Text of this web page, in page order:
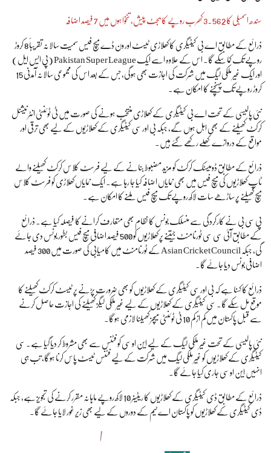
سندھ اسمبلی کا 3.562 کھرب روپے کا بجٹ پیش، تنخواہوں میں 7 فیصد اضافہ
ذرائع کے مطابق اے بی کیٹیگری کا کھلاڑی ٹیسٹ اور ون ڈے میچ فیس سمیت سالانہ تقریباً 8 کروڑ
روپے تک کما سکے گا۔ اس کے علاوہ اسے ایک Pakistan Super League (پی ایس ایل)
اور ایک غیر ملکی لیگ میں شرکت کی اجازت بھی ہوگی، جس کے بعد اس کی مجموعی سالانہ آمدنی 15
کروڑ روپے تک پہنچنے کا امکان ہے۔
نئی پالیسی کے تحت اے بی کیٹیگری کے کھلاڑی منتخب ہونے کی صورت میں ٹی ٹوئنٹی انٹرنیشنل
کرکٹ کھیلنے کے بھی اہل ہوں گے، جبکہ بی اور سی کیٹیگری کے کھلاڑیوں کے لیے بھی ترقی اور
مواقع کے دروازے کھلے رکھے گئے ہیں۔
ذرائع کے مطابق ڈومیسٹک کرکٹ کو مزید مضبوط بنانے کے لیے فرسٹ کلاس کرکٹ کھیلنے والے
ٹاپ کھلاڑیوں کی میچ فیس میں بھی نمایاں اضافہ کیا جا رہا ہے۔ ایک نمایاں کھلاڑی کو فرسٹ کلاس
میچ کھیلنے پر ساڑھے سات لاکھ روپے تک میچ فیس ملنے کا امکان ہے۔
پی سی بی نے کارکردگی سے منسلک بونس کا نظام بھی متعارف کرانے کا فیصلہ کیا ہے۔ ذرائع
کے مطابق آئی سی سی ٹورنامنٹ جیتنے پر کھلاڑیوں کو 500 فیصد اضافی میچ فیس بطور بونس دی جائے
گی، جبکہ Asian Cricket Council کے ٹورنامنٹ میں کامیابی کی صورت میں 300 فیصد
اضافی بونس دیا جائے گا۔
ذرائع کا کہنا ہے کہ بی اور سی کیٹیگری کے کھلاڑیوں کو بھی ضرورت پڑنے پر ٹیسٹ کرکٹ کھیلنے کا
موقع مل سکے گا۔ سی کیٹیگری کے کھلاڑیوں کے لیے غیر ملکی لیگز کھیلنے کی اجازت حاصل کرنے
سے قبل پاکستان میں کم از کم 10 ٹی ٹوئنٹی میچز کھیلنا لازمی ہوگا۔
نئی پالیسی کے تحت غیر ملکی لیگ کے لیے این او سی کو فٹنس سے بھی مشروط کر دیا گیا ہے۔ سی
کیٹیگری کے کھلاڑیوں کو غیر ملکی لیگ میں شرکت کے لیے فٹنس ٹیسٹ پاس کرنا ہوگا، تب ہی
انہیں این او سی جاری کیا جائے گا۔
ذرائع کے مطابق ڈی کیٹیگری کے کھلاڑیوں کا ریٹینر 10 لاکھ روپے ماہانہ مقرر کرنے کی تجویز ہے، جبکہ
ڈی کیٹیگری کے کھلاڑیوں کو پاکستان اے ٹیم کے دوروں کے لیے بھی زیر غور لایا جائے گا۔